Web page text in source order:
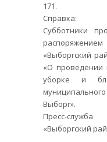
171.
Справка:
Субботники
«Выборгский
«О проведении
уборке и
Выборг».
Пресс-
«Выборгский